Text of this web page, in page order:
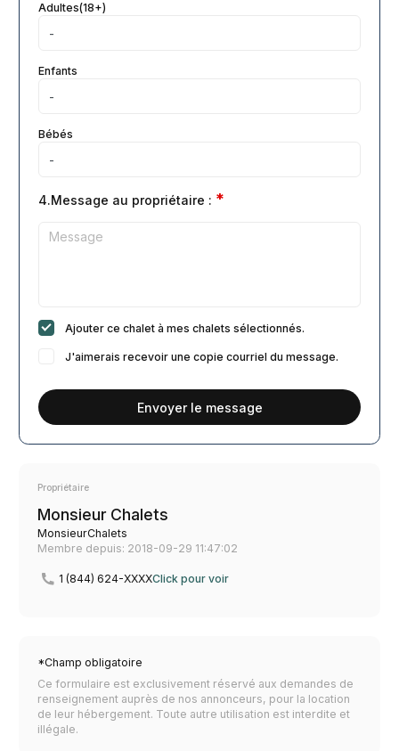
Propriétaire
Monsieur Chalets
MonsieurChalets
Membre depuis: 2018-09-29 11:47:02
1 (844) 624-XXXXClick pour voir
*Champ obligatoire
Ce formulaire est exclusivement réservé aux demandes de
renseignement auprès de nos annonceurs, pour la location
de leur hébergement. Toute autre utilisation est interdite et
illégale.
Adultes(18+)
Enfants
Bébés
4.Message au propriétaire : *
Ajouter ce chalet à mes chalets sélectionnés.
J'aimerais recevoir une copie courriel du message.
Envoyer le message